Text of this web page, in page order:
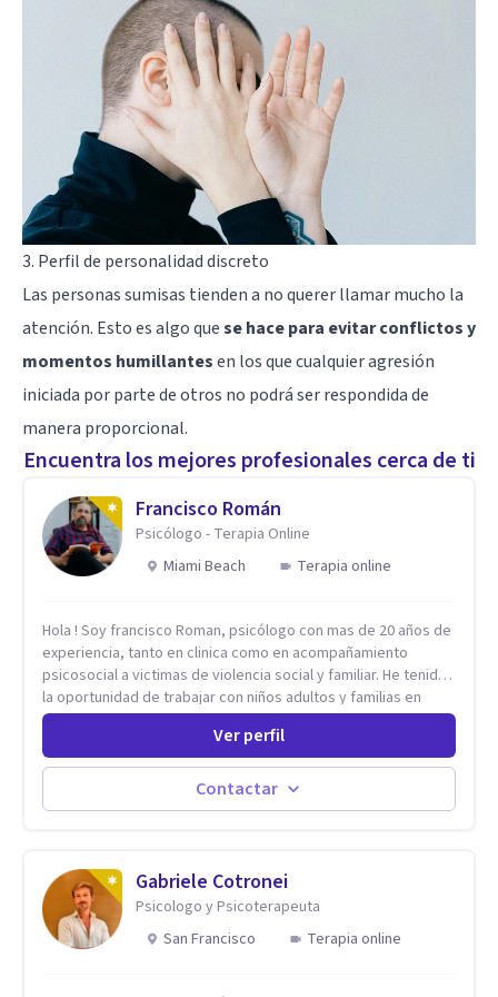
3. Perfil de personalidad discreto
Las personas sumisas tienden a no querer llamar mucho la
atención. Esto es algo quese hace para evitar conflictos y
momentos humillantesen los que cualquier agresión
iniciada por parte de otros no podrá ser respondida de
manera proporcional.
Encuentra los mejores profesionales cerca de ti
Francisco Román
Psicólogo - Terapia Online
Miami Beach
Terapia online
Hola ! Soy francisco Roman, psicólogo con mas de 20 años de
experiencia, tanto en clinica como en acompañamiento
psicosocial a victimas de violencia social y familiar. He tenido
la oportunidad de trabajar con niños adultos y familias en
todos los espacios y esto me ha dado un una variedad de
aprendizajes que ahora pongo a tu disposicion. En la
actualidad puedo atenderte de manera presencial y/o virtual,
de lunes a sabado. el costo de cada sesión lo acordamos en
el primer contacto
Ver perfil
Contactar
Gabriele Cotronei
Psicologo y Psicoterapeuta
San Francisco
Terapia online